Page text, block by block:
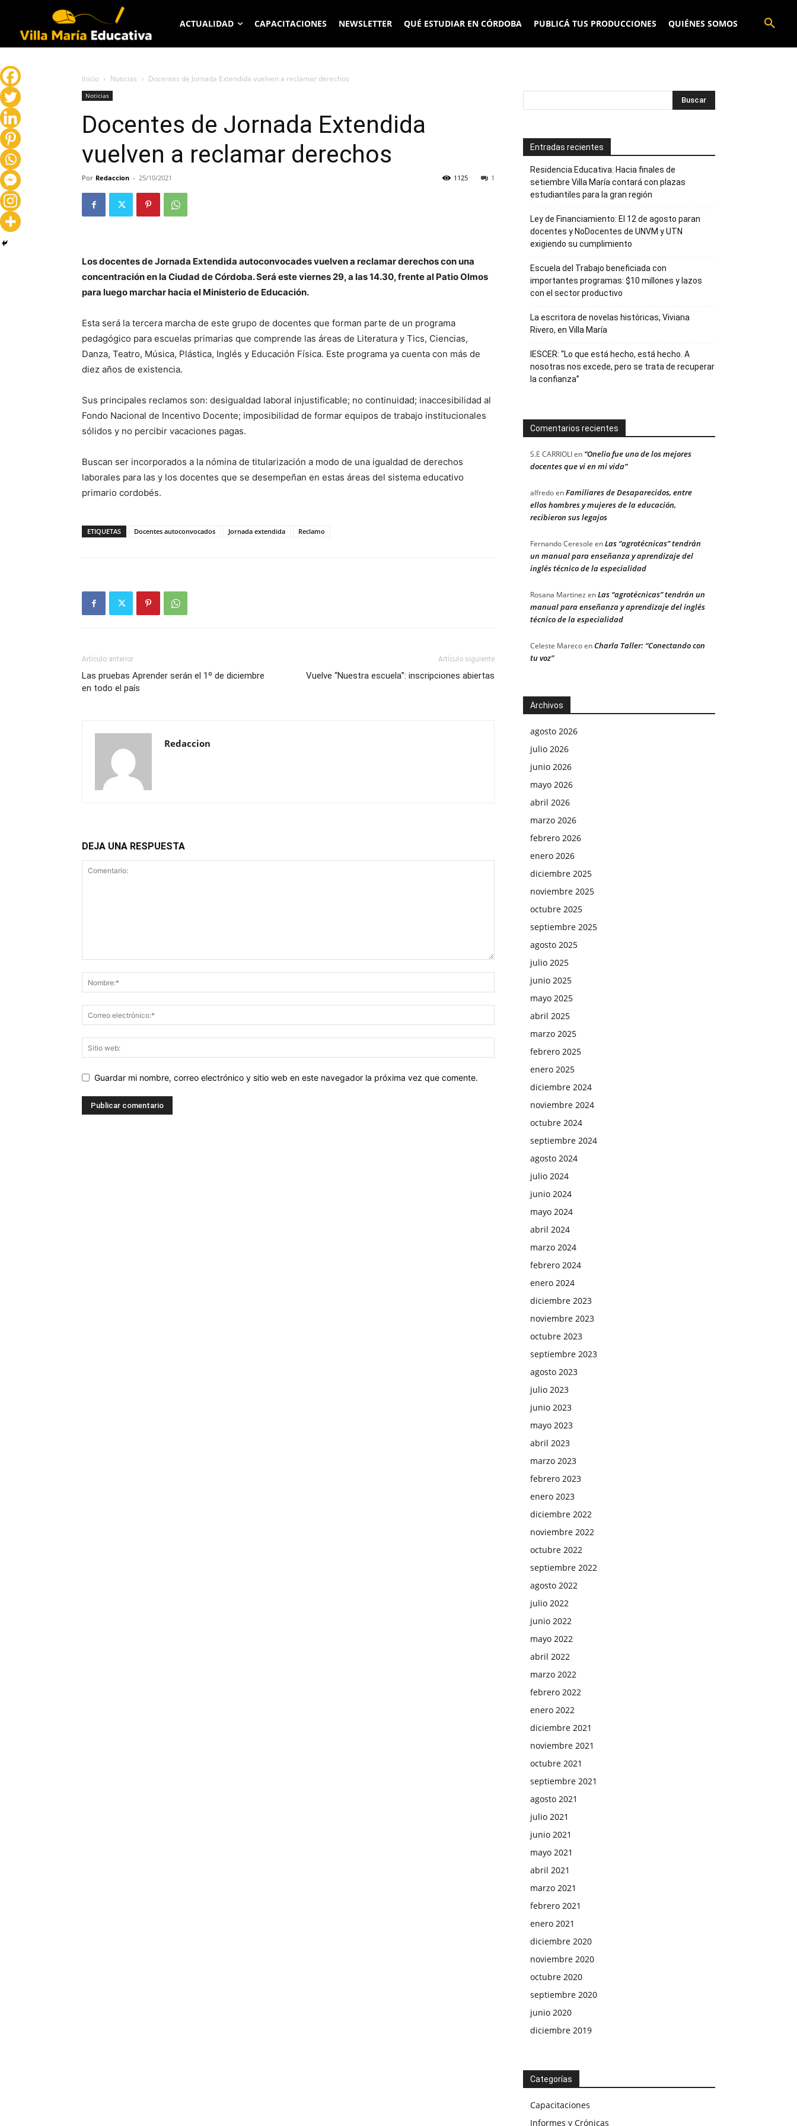
ACTUALIDAD CAPACITACIONES NEWSLETTER QUÉ ESTUDIAR EN CÓRDOBA PUBLICÁ TUS PRODUCCIONES QUIÉNES SOMOS
Inicio Noticias Docentes de Jornada Extendida vuelven a reclamar derechos
Noticias
Docentes de Jornada Extendida
vuelven a reclamar derechos
Por Redaccion - 25/10/2021 1
1125
Los docentes de Jornada Extendida autoconvocades vuelven a reclamar derechos con una
concentración en la Ciudad de Córdoba. Será este viernes 29, a las 14.30, frente al Patio Olmos
para luego marchar hacia el Ministerio de Educación.
Esta será la tercera marcha de este grupo de docentes que forman parte de un programa
pedagógico para escuelas primarias que comprende las áreas de Literatura y Tics, Ciencias,
Danza, Teatro, Música, Plástica, Inglés y Educación Física. Este programa ya cuenta con más de
diez años de existencia.
Sus principales reclamos son: desigualdad laboral injustificable; no continuidad; inaccesibilidad al
Fondo Nacional de Incentivo Docente; imposibilidad de formar equipos de trabajo institucionales
sólidos y no percibir vacaciones pagas.
Buscan ser incorporados a la nómina de titularización a modo de una igualdad de derechos
laborales para las y los docentes que se desempeñan en estas áreas del sistema educativo
primario cordobés.
ETIQUETAS Docentes autoconvocados Jornada extendida Reclamo
Artículo anterior
Las pruebas Aprender serán el 1º de diciembre
en todo el país
Artículo siguiente
Vuelve “Nuestra escuela”: inscripciones abiertas
Redaccion
DEJA UNA RESPUESTA
Guardar mi nombre, correo electrónico y sitio web en este navegador la próxima vez que comente.
Entradas recientes
Residencia Educativa: Hacia finales de
setiembre Villa María contará con plazas
estudiantiles para la gran región
Ley de Financiamiento: El 12 de agosto paran
docentes y NoDocentes de UNVM y UTN
exigiendo su cumplimiento
Escuela del Trabajo beneficiada con
importantes programas: $10 millones y lazos
con el sector productivo
La escritora de novelas históricas, Viviana
Rivero, en Villa María
IESCER: “Lo que está hecho, está hecho. A
nosotras nos excede, pero se trata de recuperar
la confianza”
Comentarios recientes
S.E CARRIOLIen “Onelio fue uno de los mejores
docentes que vi en mi vida”
alfredoenFamiliares de Desaparecidos, entre
ellos hombres y mujeres de la educación,
recibieron sus legajos
Fernando Ceresole enLas “agrotécnicas” tendrán
un manual para enseñanza y aprendizaje del
inglés técnico de la especialidad
Rosana Martinez enLas “agrotécnicas” tendrán un
manual para enseñanza y aprendizaje del inglés
técnico de la especialidad
Celeste MarecoenCharla Taller: “Conectando con
tu voz”
Archivos
agosto 2026
julio 2026
junio 2026
mayo 2026
abril 2026
marzo 2026
febrero 2026
enero 2026
diciembre 2025
noviembre 2025
octubre 2025
septiembre 2025
agosto 2025
julio 2025
junio 2025
mayo 2025
abril 2025
marzo 2025
febrero 2025
enero 2025
diciembre 2024
noviembre 2024
octubre 2024
septiembre 2024
agosto 2024
julio 2024
junio 2024
mayo 2024
abril 2024
marzo 2024
febrero 2024
enero 2024
diciembre 2023
noviembre 2023
octubre 2023
septiembre 2023
agosto 2023
julio 2023
junio 2023
mayo 2023
abril 2023
marzo 2023
febrero 2023
enero 2023
diciembre 2022
noviembre 2022
octubre 2022
septiembre 2022
agosto 2022
julio 2022
junio 2022
mayo 2022
abril 2022
marzo 2022
febrero 2022
enero 2022
diciembre 2021
noviembre 2021
octubre 2021
septiembre 2021
agosto 2021
julio 2021
junio 2021
mayo 2021
abril 2021
marzo 2021
febrero 2021
enero 2021
diciembre 2020
noviembre 2020
octubre 2020
septiembre 2020
junio 2020
diciembre 2019
Categorías
Capacitaciones
Informes y Crónicas